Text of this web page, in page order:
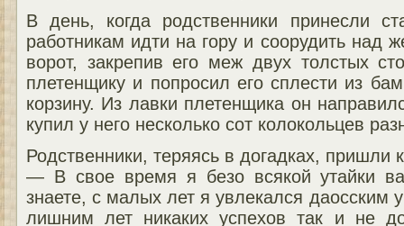
В день, когда родственники принесли
работникам идти на гору и соорудить над
ворот, закрепив его меж двух толстых
плетенщику и попросил его сплести из
корзину. Из лавки плетенщика он
купил у него несколько сот колокольцев
Родственники, теряясь в догадках, пришли
— В свое время я безо всякой утайки
знаете, с малых лет я увлекался даосским
лишним лет никаких успехов так и не